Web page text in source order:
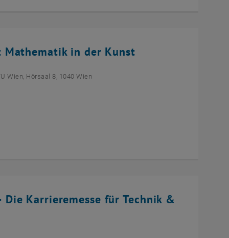
Mathematik in der Kunst
Wien, Hörsaal 8, 1040 Wien
Die Karrieremesse für Technik &